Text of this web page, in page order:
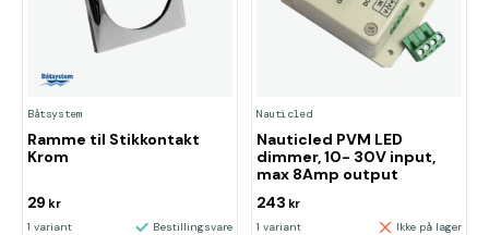
Båtsystem
Ramme til Stikkontakt
Krom
29 kr
1 variant Bestillingsvare
Nauticled
Nauticled PVM LED
dimmer, 10- 30V input,
max 8Amp output
243 kr
1 variant Ikke på lager